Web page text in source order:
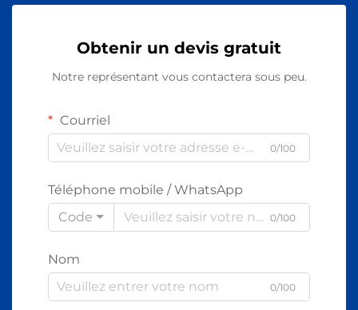
Obtenir un devis gratuit
Notre représentant vous contactera sous peu.
Courriel
0/100
Téléphone mobile / WhatsApp
Code
0/100
Nom
0/100